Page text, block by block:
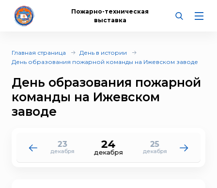
Пожарно-техническая
выставка
Главная страница
День в истории
День образования пожарной команды на Ижевском заводе
День образования пожарной
команды на Ижевском
заводе
23
декабря
24
декабря
25
декабря